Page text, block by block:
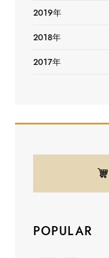
2019年
2018年
2017年
POPULAR